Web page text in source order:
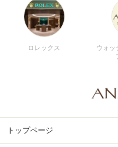
ロレックス
ウォッ
トップページ